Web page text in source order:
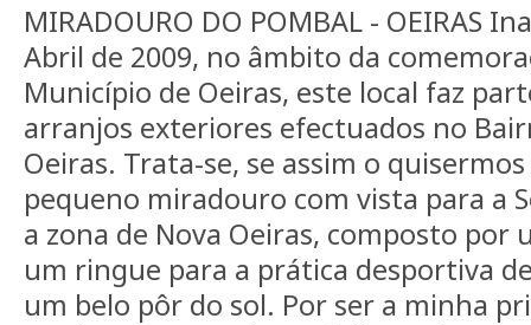
MIRADOURO DO POMBAL - OEIRAS
Abril de 2009, no âmbito da
Município de Oeiras, este local faz
arranjos exteriores efectuados no
Oeiras. Trata-se, se assim o
pequeno miradouro com vista para a
a zona de Nova Oeiras, composto por
um ringue para a prática desportiva
um belo pôr do sol. Por ser a minha